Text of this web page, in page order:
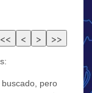
pero